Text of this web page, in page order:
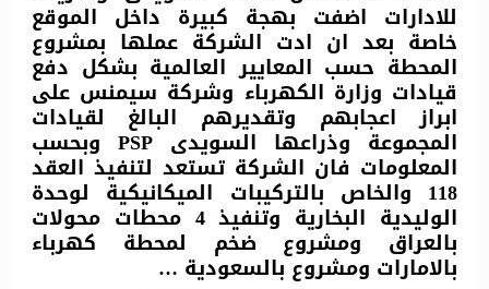
للادارات اضفت بهجة كبيرة داخل الموقع
خاصة بعد ان ادت الشركة عملها بمشروع
المحطة حسب المعايير العالمية بشكل دفع
قيادات وزارة الكهرباء وشركة سيمنس على
ابراز اعجابهم وتقديرهم البالغ لقيادات
المجموعة وذراعها السويدى PSP وبحسب
المعلومات فان الشركة تستعد لتنفيذ العقد
118 والخاص بالتركيبات الميكانيكية لوحدة
الوليدية البخارية وتنفيذ 4 محطات محولات
بالعراق ومشروع ضخم لمحطة كهرباء
بالامارات ومشروع بالسعودية …